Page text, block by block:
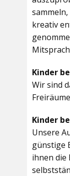
kreativ
Kinder
Wir sind
Kinder
Unsere
günstige
ihnen die